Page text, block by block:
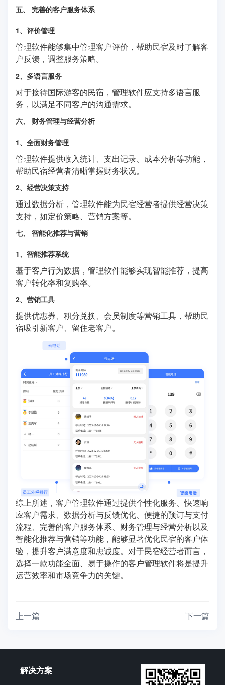
五、 完善的客户服务体系
1、评价管理
管理软件能够集中管理客户评价，帮助民宿及时了解客
户反馈，调整服务策略。
2、多语言服务
对于接待国际游客的民宿，管理软件应支持多语言服
务，以满足不同客户的沟通需求。
六、 财务管理与经营分析
1、全面财务管理
管理软件提供收入统计、支出记录、成本分析等功能，
帮助民宿经营者清晰掌握财务状况。
2、经营决策支持
通过数据分析，管理软件能为民宿经营者提供经营决策
支持，如定价策略、营销方案等。
七、 智能化推荐与营销
1、智能推荐系统
基于客户行为数据，管理软件能够实现智能推荐，提高
客户转化率和复购率。
2、营销工具
提供优惠券、积分兑换、会员制度等营销工具，帮助民
宿吸引新客户、留住老客户。
综上所述，客户管理软件通过提供个性化服务、快速响
应客户需求、数据分析与反馈优化、便捷的预订与支付
流程、完善的客户服务体系、财务管理与经营分析以及
智能化推荐与营销等功能，能够显著优化民宿的客户体
验，提升客户满意度和忠诚度。对于民宿经营者而言，
选择一款功能全面、易于操作的客户管理软件将是提升
运营效率和市场竞争力的关键。
上一篇 下一篇
解决方案